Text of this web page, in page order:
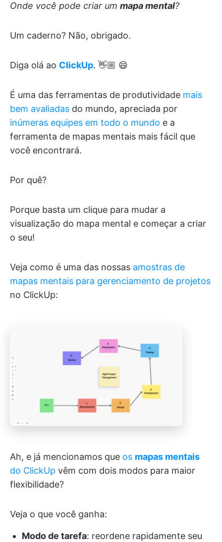
Onde você pode criar um mapa mental?
Um caderno? Não, obrigado.
Diga olá ao ClickUp. 👋🏼 😄
É uma das ferramentas de produtividade mais
bem avaliadas do mundo, apreciada por
inúmeras equipes em todo o mundo e a
ferramenta de mapas mentais mais fácil que
você encontrará.
Por quê?
Porque basta um clique para mudar a
visualização do mapa mental e começar a criar
o seu!
Veja como é uma das nossas amostras de
mapas mentais para gerenciamento de projetos
no ClickUp:
Ah, e já mencionamos que os mapas mentais
do ClickUp vêm com dois modos para maior
flexibilidade?
Veja o que você ganha:
Modo de tarefa: reordene rapidamente seu